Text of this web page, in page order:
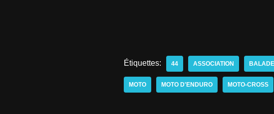
Étiquettes: 44 ASSOCIATION BALADE
MOTO MOTO D'ENDURO MOTO-CROSS